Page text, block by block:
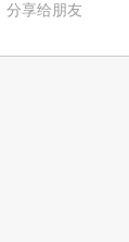
分享给朋友